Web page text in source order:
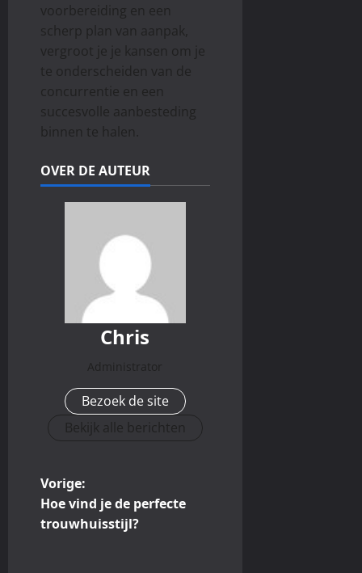
voorbereiding en een
scherp plan van aanpak,
vergroot je je kansen om je
te onderscheiden van de
concurrentie en een
succesvolle aanbesteding
binnen te halen.
OVER DE AUTEUR
Chris
Administrator
Bezoek de site
Bekijk alle berichten
B
e
Vorige:
Hoe vind je de perfecte
trouwhuisstijl?